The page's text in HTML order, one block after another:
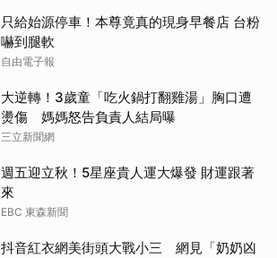
只給始源停車！本尊竟真的現身早餐店 台粉
嚇到腿軟
自由電子報
大逆轉！3歲童「吃火鍋打翻雞湯」胸口遭
燙傷 媽媽怒告負責人結局曝
三立新聞網
週五迎立秋！5星座貴人運大爆發 財運跟著
來
EBC 東森新聞
抖音紅衣網美街頭大戰小三 網見「奶奶凶